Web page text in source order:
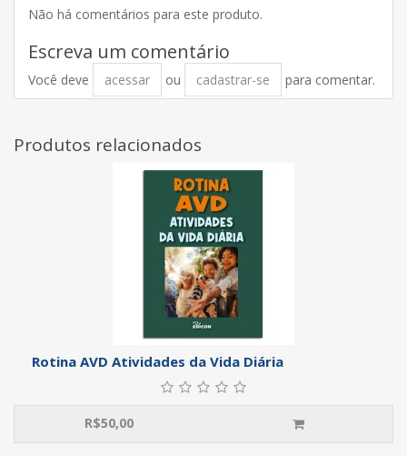
Não há comentários para este produto.
Escreva um comentário
Você deve acessar ou cadastrar-se para comentar.
Produtos relacionados
Rotina AVD Atividades da Vida Diária
R$50,00